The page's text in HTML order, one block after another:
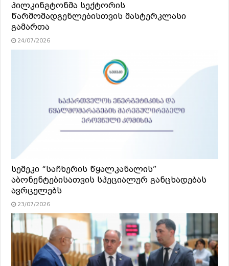
პილკინგტონმა სექტორის
წარმომადგენლებისთვის მასტერკლასი
გამართა
24/07/2026
სემეკი “საჩხერის წყალკანალის”
აბონენტებისათვის სპეციალურ განცხადებას
ავრცელებს
23/07/2026